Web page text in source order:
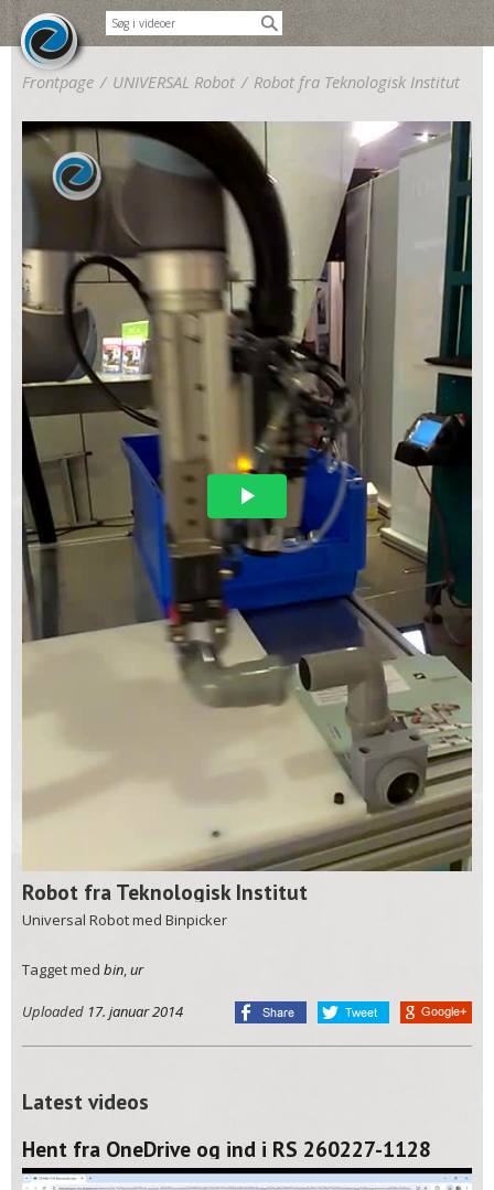
Frontpage / UNIVERSAL Robot / Robot fra Teknologisk Institut
Robot fra Teknologisk Institut
Universal Robot med Binpicker
Tagget med bin,ur
Uploaded 17. januar 2014
Latest videos
Hent fra OneDrive og ind i RS 260227-1128